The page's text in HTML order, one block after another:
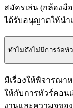
สมัครเล่น (กล้องมื
ได้รับอนุญาตให้นำ
ทำไมถึงไม่มีการจัดทั
มีเรื่องให้พิจารณา
ให้กับการทัวร์คอน
งานและความจุขอ